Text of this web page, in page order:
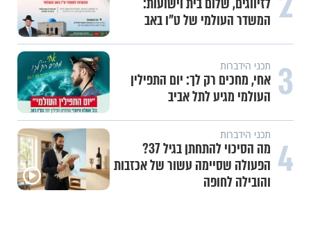
המשדר העולמי של ט"ו באב
3 תכני הידברות
אחי, מחכים רק לך: יום התפילין
העולמי מגיע לתל אביב
4 תכני הידברות
מה הסיכוי להתחתן בגיל 37?
הפעולה שסיימה עשור של אכזבות
והובילה לחופה